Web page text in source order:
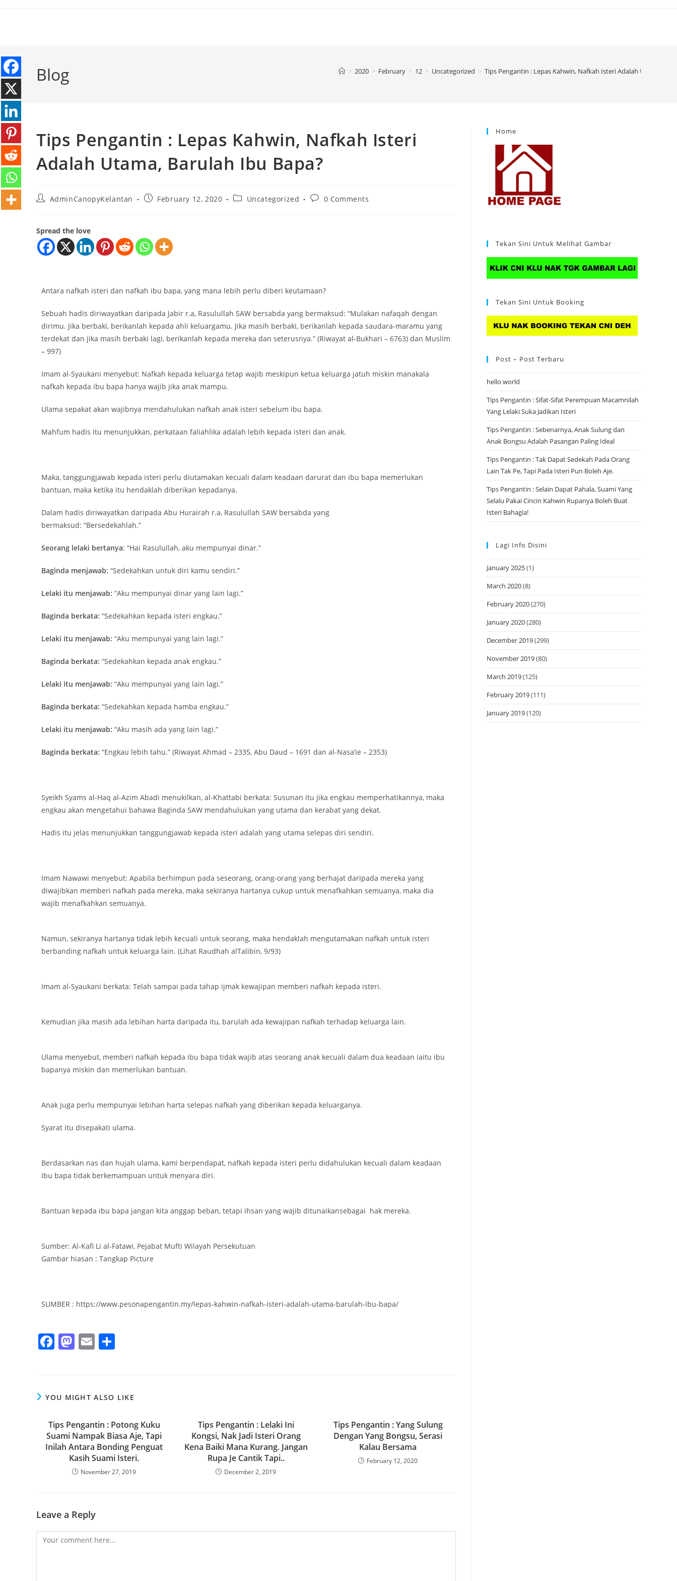
Blog > 2020 > February > 12 > Uncategorized > Tips Pengantin : Lepas Kahwin, Nafkah Isteri Adalah Utama,
Tips Pengantin : Lepas Kahwin, Nafkah Isteri
Adalah Utama, Barulah Ibu Bapa?
AdminCanopyKelantan February 12, 2020 Uncategorized 0 Comments
Spread the love
Antara nafkah isteri dan nafkah ibu bapa, yang mana lebih perlu diberi keutamaan?
Sebuah hadis diriwayatkan daripada Jabir r.a, Rasulullah SAW bersabda yang bermaksud: “Mulakan nafaqah dengan
dirimu. Jika berbaki, berikanlah kepada ahli keluargamu. Jika masih berbaki, berikanlah kepada saudara-maramu yang
terdekat dan jika masih berbaki lagi, berikanlah kepada mereka dan seterusnya.” (Riwayat al-Bukhari – 6763) dan Muslim
– 997)
Imam al-Syaukani menyebut: Nafkah kepada keluarga tetap wajib meskipun ketua keluarga jatuh miskin manakala
nafkah kepada ibu bapa hanya wajib jika anak mampu.
Ulama sepakat akan wajibnya mendahulukan nafkah anak isteri sebelum ibu bapa.
Mahfum hadis itu menunjukkan, perkataan faliahlika adalah lebih kepada isteri dan anak.
Maka, tanggungjawab kepada isteri perlu diutamakan kecuali dalam keadaan darurat dan ibu bapa memerlukan
bantuan, maka ketika itu hendaklah diberikan kepadanya.
Dalam hadis diriwayatkan daripada Abu Hurairah r.a, Rasulullah SAW bersabda yang
bermaksud: “Bersedekahlah.”
Seorang lelaki bertanya: “Hai Rasulullah, aku mempunyai dinar.”
Baginda menjawab: “Sedekahkan untuk diri kamu sendiri.”
Lelaki itu menjawab: “Aku mempunyai dinar yang lain lagi.”
Baginda berkata: “Sedekahkan kepada isteri engkau.”
Lelaki itu menjawab: “Aku mempunyai yang lain lagi.”
Baginda berkata: “Sedekahkan kepada anak engkau.”
Lelaki itu menjawab: “Aku mempunyai yang lain lagi.”
Baginda berkata: “Sedekahkan kepada hamba engkau.”
Lelaki itu menjawab: “Aku masih ada yang lain lagi.”
Baginda berkata: “Engkau lebih tahu.” (Riwayat Ahmad – 2335, Abu Daud – 1691 dan al-Nasa’ie – 2353)
Syeikh Syams al-Haq al-Azim Abadi menukilkan, al-Khattabi berkata: Susunan itu jika engkau memperhatikannya, maka
engkau akan mengetahui bahawa Baginda SAW mendahulukan yang utama dan kerabat yang dekat.
Hadis itu jelas menunjukkan tanggungjawab kepada isteri adalah yang utama selepas diri sendiri.
Imam Nawawi menyebut: Apabila berhimpun pada seseorang, orang-orang yang berhajat daripada mereka yang
diwajibkan memberi nafkah pada mereka, maka sekiranya hartanya cukup untuk menafkahkan semuanya, maka dia
wajib menafkahkan semuanya.
Namun, sekiranya hartanya tidak lebih kecuali untuk seorang, maka hendaklah mengutamakan nafkah untuk isteri
berbanding nafkah untuk keluarga lain. (Lihat Raudhah alTalibin, 9/93)
Imam al-Syaukani berkata: Telah sampai pada tahap ijmak kewajipan memberi nafkah kepada isteri.
Kemudian jika masih ada lebihan harta daripada itu, barulah ada kewajipan nafkah terhadap keluarga lain.
Ulama menyebut, memberi nafkah kepada ibu bapa tidak wajib atas seorang anak kecuali dalam dua keadaan iaitu ibu
bapanya miskin dan memerlukan bantuan.
Anak juga perlu mempunyai lebihan harta selepas nafkah yang diberikan kepada keluarganya.
Syarat itu disepakati ulama.
Berdasarkan nas dan hujah ulama, kami berpendapat, nafkah kepada isteri perlu didahulukan kecuali dalam keadaan
ibu bapa tidak berkemampuan untuk menyara diri.
Bantuan kepada ibu bapa jangan kita anggap beban, tetapi ihsan yang wajib ditunaikansebagai hak mereka.
Sumber: Al-Kafi Li al-Fatawi, Pejabat Mufti Wilayah Persekutuan
Gambar hiasan : Tangkap Picture
SUMBER : https://www.pesonapengantin.my/lepas-kahwin-nafkah-isteri-adalah-utama-barulah-ibu-bapa/
F
e
b
o
o
k
M
o
d
o
n
E
l e
YOU MIGHT ALSO LIKE
Tips Pengantin : Potong Kuku
Suami Nampak Biasa Aje, Tapi
Inilah Antara Bonding Penguat
Kasih Suami Isteri.
November 27, 2019
Tips Pengantin : Lelaki Ini
Kongsi, Nak Jadi Isteri Orang
Kena Baiki Mana Kurang. Jangan
Rupa Je Cantik Tapi..
December 2, 2019
Tips Pengantin : Yang Sulung
Dengan Yang Bongsu, Serasi
Kalau Bersama
February 12, 2020
Leave a Reply
Home
Tekan Sini Untuk Melihat Gambar
Tekan Sini Untuk Booking
Post – Post Terbaru
hello world
Tips Pengantin : Sifat-Sifat Perempuan Macamnilah
Yang Lelaki Suka Jadikan Isteri
Tips Pengantin : Sebenarnya, Anak Sulung dan
Anak Bongsu Adalah Pasangan Paling Ideal
Tips Pengantin : Tak Dapat Sedekah Pada Orang
Lain Tak Pe, Tapi Pada Isteri Pun Boleh Aje.
Tips Pengantin : Selain Dapat Pahala, Suami Yang
Selalu Pakai Cincin Kahwin Rupanya Boleh Buat
Isteri Bahagia!
Lagi Info Disini
January 2025(1)
March 2020(8)
February 2020(270)
January 2020(280)
December 2019(299)
November 2019(80)
March 2019(125)
February 2019(111)
January 2019(120)